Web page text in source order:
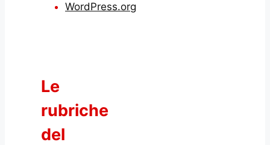
WordPress.org
Le
rubriche
del